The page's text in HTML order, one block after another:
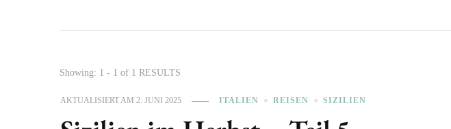
Showing: 1 - 1 of 1 RESULTS
AKTUALISIERT AM 2. JUNI 2025 ITALIEN REISEN SIZILIEN